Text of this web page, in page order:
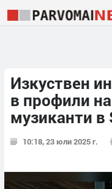
Изкуствен
в профили
музиканти в
10:18, 23 юли 2025 г.